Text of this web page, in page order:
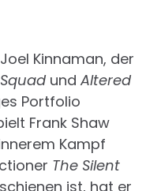
Kinnaman, der
und Altered
Portfolio
Frank Shaw
Kampf
The Silent
ist, hat er